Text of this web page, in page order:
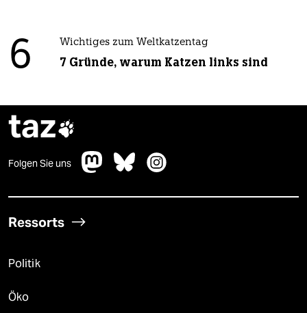
6 Wichtiges zum Weltkatzentag
7 Gründe, warum Katzen links sind
taz
Folgen Sie uns
Ressorts
Politik
Öko